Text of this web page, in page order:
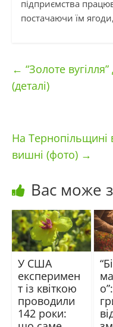
підприємства
постачаючи їм
← “Золоте
(деталі)
На Тернопільщині
вишні (фото) →
Вас може
У США
експеримен
т із квіткою
проводили
142 роки: